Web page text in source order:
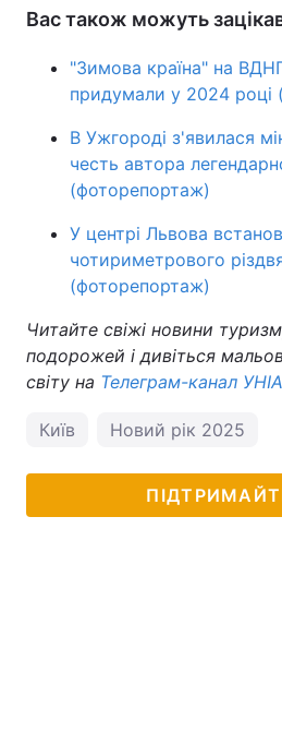
Вас також можуть
"Зимова країна" на
придумали у 2024 році
В Ужгороді з'явилася
честь автора
(фоторепортаж)
У центрі Львова
чотириметрового
(фоторепортаж)
Читайте свіжі новини
подорожей і дивіться
світу на Телеграм-канал
Київ Новий рік 2025